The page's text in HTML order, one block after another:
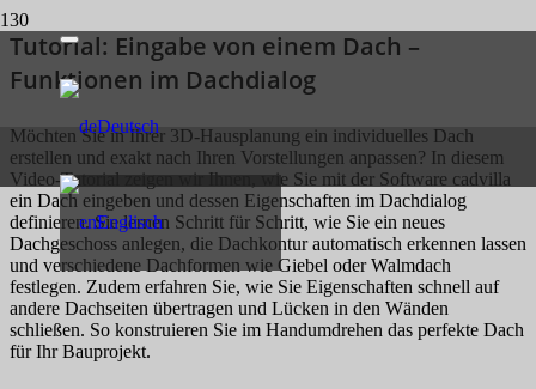
Deutsch
Englisch
Tutorial: Eingabe von einem Dach –
Funktionen im Dachdialog
Möchten Sie in Ihrer 3D-Hausplanung ein individuelles Dach
erstellen und exakt nach Ihren Vorstellungen anpassen? In diesem
Video-Tutorial zeigen wir Ihnen, wie Sie mit der Software cadvilla
ein Dach eingeben und dessen Eigenschaften im Dachdialog
definieren. Sie lernen Schritt für Schritt, wie Sie ein neues
Dachgeschoss anlegen, die Dachkontur automatisch erkennen lassen
und verschiedene Dachformen wie Giebel oder Walmdach
festlegen. Zudem erfahren Sie, wie Sie Eigenschaften schnell auf
andere Dachseiten übertragen und Lücken in den Wänden
schließen. So konstruieren Sie im Handumdrehen das perfekte Dach
für Ihr Bauprojekt.